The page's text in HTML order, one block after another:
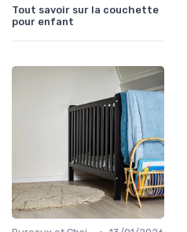
Tout savoir sur la couchette
pour enfant